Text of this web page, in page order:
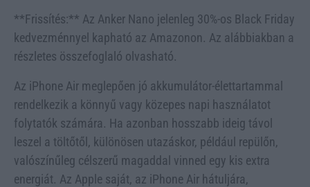
**Frissítés:** Az Anker Nano jelenleg 30%-os Black Friday
kedvezménnyel kapható az Amazonon. Az alábbiakban a
részletes összefoglaló olvasható.
Az iPhone Air meglepően jó akkumulátor-élettartammal
rendelkezik a könnyű vagy közepes napi használatot
folytatók számára. Ha azonban hosszabb ideig távol
leszel a töltőtől, különösen utazáskor, például repülőn,
valószínűleg célszerű magaddal vinned egy kis extra
energiát. Az Apple saját, az iPhone Air hátuljára,